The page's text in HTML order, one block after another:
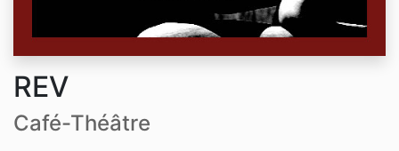
REV
Café-Théâtre